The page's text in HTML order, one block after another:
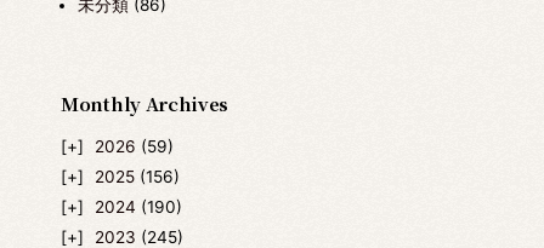
未分類(86)
Monthly Archives
2026 (59)
2025 (156)
2024 (190)
2023 (245)